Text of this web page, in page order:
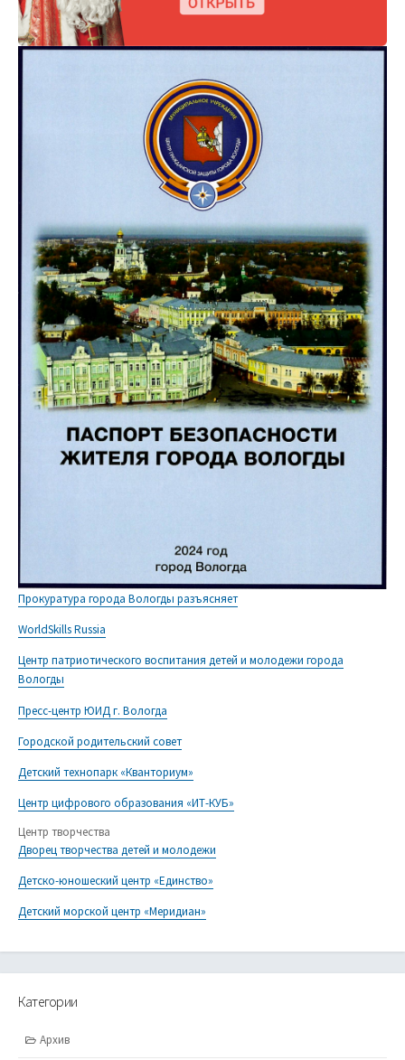
Прокуратура города Вологды разъясняет
WorldSkills Russia
Центр патриотического воспитания детей и молодежи города
Вологды
Пресс-центр ЮИД г. Вологда
Городской родительский совет
Детский технопарк «Кванториум»
Центр цифрового образования «ИТ-КУБ»
Центр творчества
Дворец творчества детей и молодежи
Детско-юношеский центр «Единство»
Детский морской центр «Меридиан»
Категории
Архив